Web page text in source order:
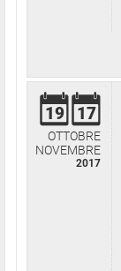
19 17
OTTOBRE
NOVEMBRE
2017